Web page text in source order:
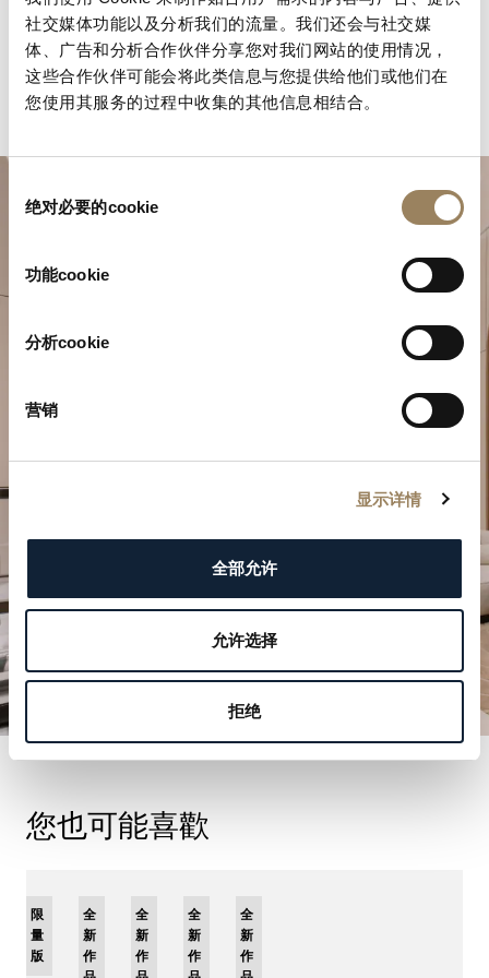
社交媒体功能以及分析我们的流量。我们还会与社交媒
体、广告和分析合作伙伴分享您对我们网站的使用情况，
这些合作伙伴可能会将此类信息与您提供给他们或他们在
您使用其服务的过程中收集的其他信息相结合。
绝对必要的cookie
功能cookie
分析cookie
营销
显示详情
全部允许
允许选择
拒绝
您也可能喜歡
限
量
版
全
新
作
全
新
作
全
新
作
全
新
作